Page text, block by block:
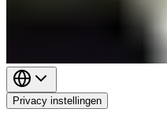
Privacy instellingen